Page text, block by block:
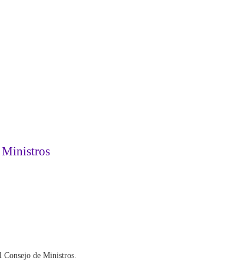
Ministros
Consejo de Ministros.